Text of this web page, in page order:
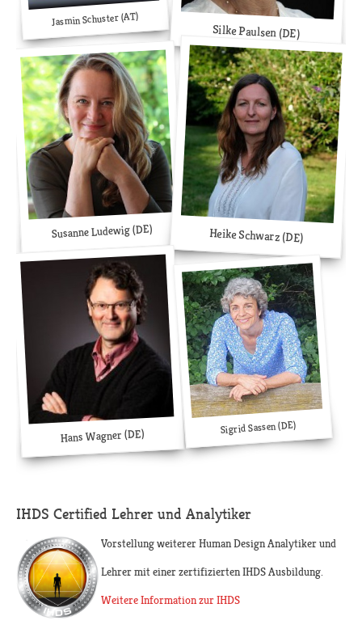
Jasmin Schuster (AT)
Silke Paulsen (DE)
Susanne Ludewig (DE) Heike Schwarz (DE)
Hans Wagner (DE) Sigrid Sassen (DE)
IHDS Certified Lehrer und Analytiker
Vorstellung weiterer Human Design Analytiker und
Lehrer mit einer zertifizierten IHDS Ausbildung.
Weitere Information zur IHDS